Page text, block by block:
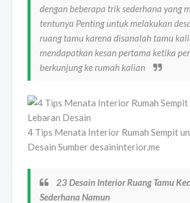
dengan beberapa trik sederhana yang
tentunya Penting untuk melakukan
ruang tamu karena disanalah tamu
mendapatkan kesan pertama ketika
berkunjung ke rumah kalian
4 Tips Menata Interior Rumah Sempit
Desain Sumber desaininterior.me
23 Desain Interior Ruang Tamu
Sederhana Namun